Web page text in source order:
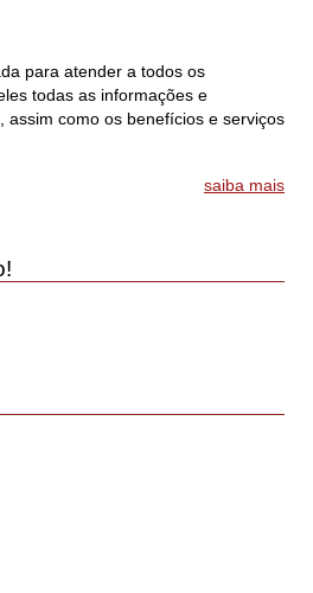
para atender a todos os
todas as informações e
assim como os benefícios e serviços
saiba mais